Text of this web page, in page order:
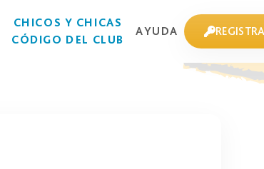
CHICOS Y CHICAS
CÓDIGO DEL CLUB
AYUDA